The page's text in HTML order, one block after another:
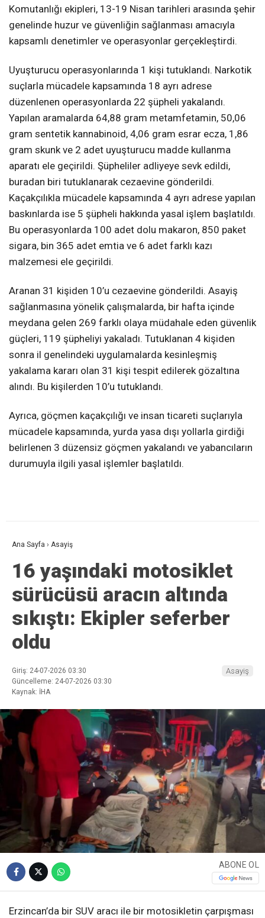
Komutanlığı ekipleri, 13-19 Nisan tarihleri arasında şehir
genelinde huzur ve güvenliğin sağlanması amacıyla
kapsamlı denetimler ve operasyonlar gerçekleştirdi.
Uyuşturucu operasyonlarında 1 kişi tutuklandı. Narkotik
suçlarla mücadele kapsamında 18 ayrı adrese
düzenlenen operasyonlarda 22 şüpheli yakalandı.
Yapılan aramalarda 64,88 gram metamfetamin, 50,06
gram sentetik kannabinoid, 4,06 gram esrar ecza, 1,86
gram skunk ve 2 adet uyuşturucu madde kullanma
aparatı ele geçirildi. Şüpheliler adliyeye sevk edildi,
buradan biri tutuklanarak cezaevine gönderildi.
Kaçakçılıkla mücadele kapsamında 4 ayrı adrese yapılan
baskınlarda ise 5 şüpheli hakkında yasal işlem başlatıldı.
Bu operasyonlarda 100 adet dolu makaron, 850 paket
sigara, bin 365 adet emtia ve 6 adet farklı kazı
malzemesi ele geçirildi.
Aranan 31 kişiden 10’u cezaevine gönderildi. Asayiş
sağlanmasına yönelik çalışmalarda, bir hafta içinde
meydana gelen 269 farklı olaya müdahale eden güvenlik
güçleri, 119 şüpheliyi yakaladı. Tutuklanan 4 kişiden
sonra il genelindeki uygulamalarda kesinleşmiş
yakalama kararı olan 31 kişi tespit edilerek gözaltına
alındı. Bu kişilerden 10’u tutuklandı.
Ayrıca, göçmen kaçakçılığı ve insan ticareti suçlarıyla
mücadele kapsamında, yurda yasa dışı yollarla girdiği
belirlenen 3 düzensiz göçmen yakalandı ve yabancıların
durumuyla ilgili yasal işlemler başlatıldı.
Ana Sayfa › Asayiş
16 yaşındaki motosiklet
sürücüsü aracın altında
sıkıştı: Ekipler seferber
oldu
Giriş: 24-07-2026 03:30
Güncelleme: 24-07-2026 03:30
Kaynak: İHA
Asayiş
ABONE OL
Erzincan’da bir SUV aracı ile bir motosikletin çarpışması